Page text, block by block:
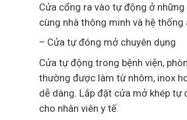
Cửa cổng ra vào tự động ở
cùng nhà thông minh và hệ thống
– Cửa tự đóng mở chuyên dụng
Cửa tự động trong bệnh viện,
thường được làm từ nhôm, inox
dễ dàng. Lắp đặt cửa mở khép
cho nhân viên y tế.